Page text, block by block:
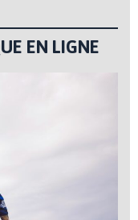
EN LIGNE